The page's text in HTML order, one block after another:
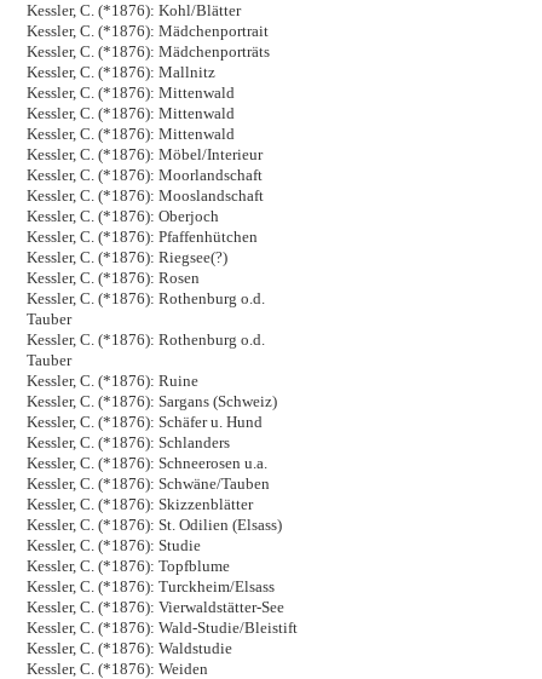
Kessler, C. (*1876): Kohl/Blätter
Kessler, C. (*1876): Mädchenportrait
Kessler, C. (*1876): Mädchenporträts
Kessler, C. (*1876): Mallnitz
Kessler, C. (*1876): Mittenwald
Kessler, C. (*1876): Mittenwald
Kessler, C. (*1876): Mittenwald
Kessler, C. (*1876): Möbel/Interieur
Kessler, C. (*1876): Moorlandschaft
Kessler, C. (*1876): Mooslandschaft
Kessler, C. (*1876): Oberjoch
Kessler, C. (*1876): Pfaffenhütchen
Kessler, C. (*1876): Riegsee(?)
Kessler, C. (*1876): Rosen
Kessler, C. (*1876): Rothenburg o.d.
Tauber
Kessler, C. (*1876): Rothenburg o.d.
Tauber
Kessler, C. (*1876): Ruine
Kessler, C. (*1876): Sargans (Schweiz)
Kessler, C. (*1876): Schäfer u. Hund
Kessler, C. (*1876): Schlanders
Kessler, C. (*1876): Schneerosen u.a.
Kessler, C. (*1876): Schwäne/Tauben
Kessler, C. (*1876): Skizzenblätter
Kessler, C. (*1876): St. Odilien (Elsass)
Kessler, C. (*1876): Studie
Kessler, C. (*1876): Topfblume
Kessler, C. (*1876): Turckheim/Elsass
Kessler, C. (*1876): Vierwaldstätter-See
Kessler, C. (*1876): Wald-Studie/Bleistift
Kessler, C. (*1876): Waldstudie
Kessler, C. (*1876): Weiden